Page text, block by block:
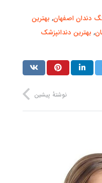
دندان اصفهان, بهترین
, بهترین دندانپزشک
نوشتهٔ پیشین